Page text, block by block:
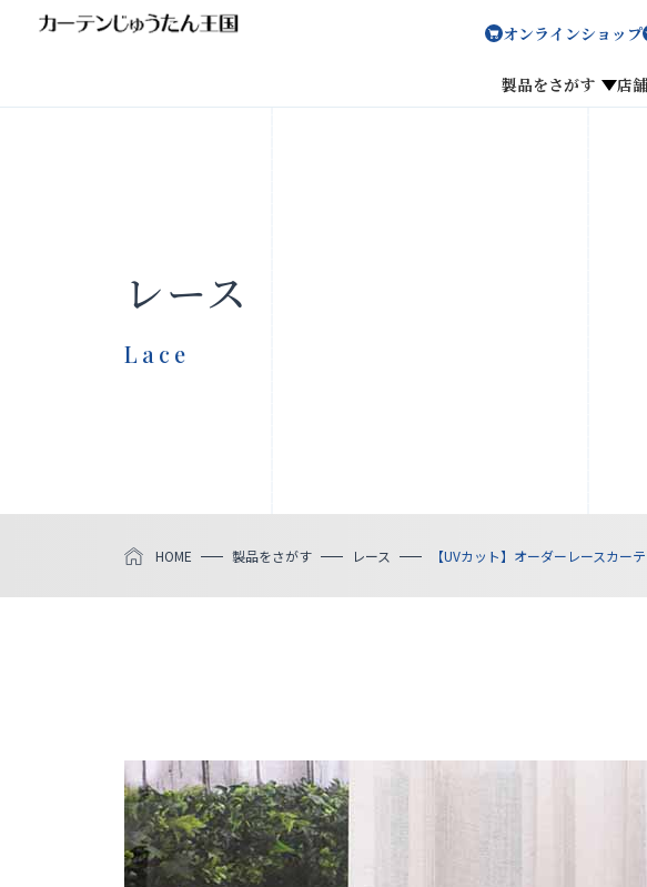
オンラインショップ
製品をさがす 店
レース
Lace
HOME 製品をさがす レース 【UVカット】オーダーレースカ